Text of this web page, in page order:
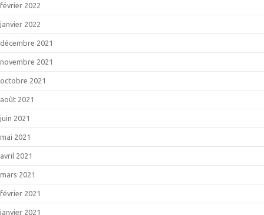
février 2022
janvier 2022
décembre 2021
novembre 2021
octobre 2021
août 2021
juin 2021
mai 2021
avril 2021
mars 2021
février 2021
janvier 2021